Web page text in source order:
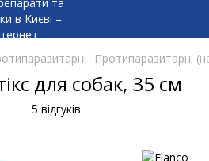
Протипаразитарні
для собак, 35 см
5 відгуків